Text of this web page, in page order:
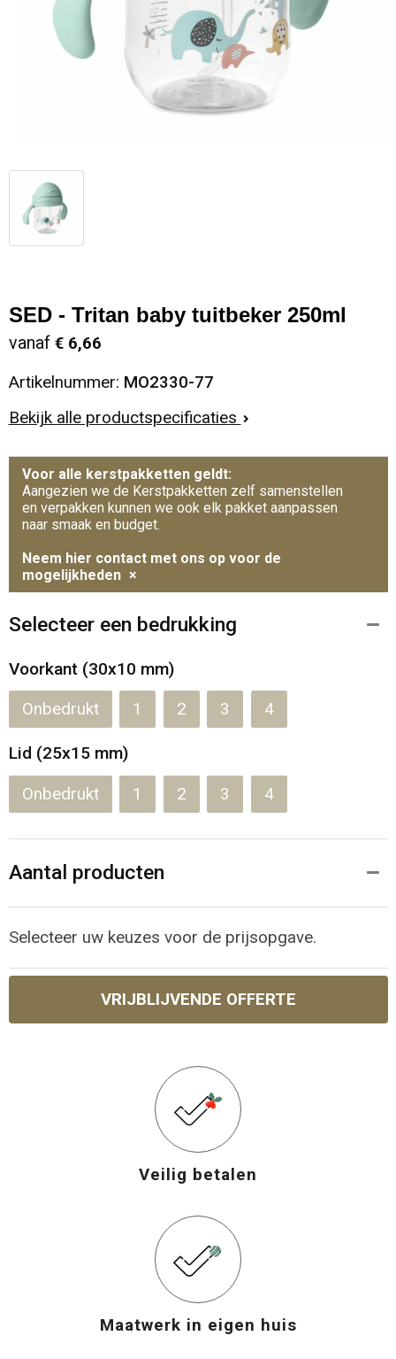
SED - Tritan baby tuitbeker 250ml
vanaf € 6,66
Artikelnummer: MO2330-77
Bekijk alle productspecificaties
Voor alle kerstpakketten geldt:
Aangezien we de Kerstpakketten zelf samenstellen
en verpakken kunnen we ook elk pakket aanpassen
naar smaak en budget.
Neem hier contact met ons op voor de
mogelijkheden ×
Selecteer een bedrukking
Voorkant (30x10 mm)
Onbedrukt 1 2 3 4
Lid (25x15 mm)
Onbedrukt 1 2 3 4
Aantal producten
Selecteer uw keuzes voor de prijsopgave.
VRIJBLIJVENDE OFFERTE
Veilig betalen
Maatwerk in eigen huis